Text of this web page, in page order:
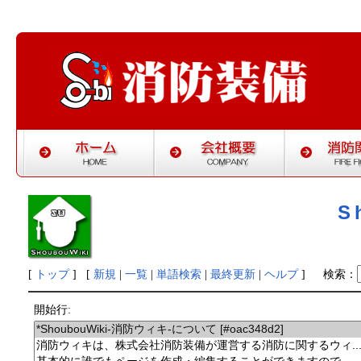
[ トップ] [ 新規 | 一覧| 単語検索| 最終更新| ヘルプ] 検索：
開始行: